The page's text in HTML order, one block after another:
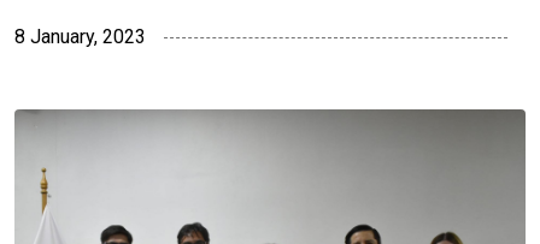
8 January, 2023